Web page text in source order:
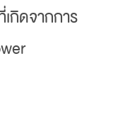
กิดจากการ